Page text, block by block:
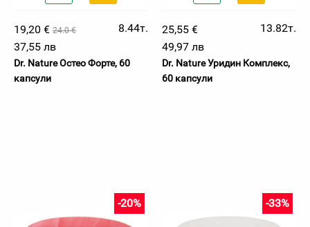
19,20 € 24.0 €
8.44т.
37,55 лв
Dr. Nature Остео Форте, 60
капсули
25,55 €
13.82т.
49,97 лв
Dr. Nature Уридин Комплекс,
60 капсули
-20% -33%